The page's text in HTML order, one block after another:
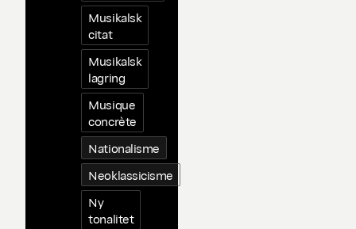
Musikalsk
citat
Musikalsk
lagring
Musique
concrète
Nationalisme
Neoklassicisme
Ny
tonalitet